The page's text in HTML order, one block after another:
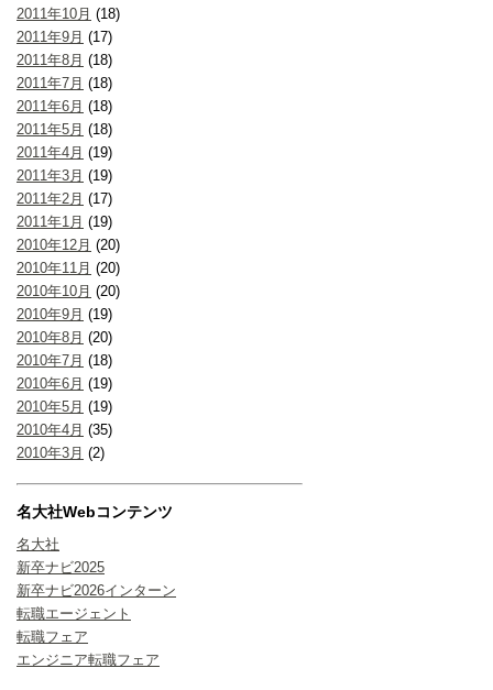
2011年10月 (18)
2011年9月 (17)
2011年8月 (18)
2011年7月 (18)
2011年6月 (18)
2011年5月 (18)
2011年4月 (19)
2011年3月 (19)
2011年2月 (17)
2011年1月 (19)
2010年12月 (20)
2010年11月 (20)
2010年10月 (20)
2010年9月 (19)
2010年8月 (20)
2010年7月 (18)
2010年6月 (19)
2010年5月 (19)
2010年4月 (35)
2010年3月 (2)
名大社Webコンテンツ
名大社
新卒ナビ2025
新卒ナビ2026インターン
転職エージェント
転職フェア
エンジニア転職フェア